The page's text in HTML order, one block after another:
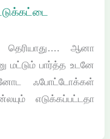
ஆனா
பார்த்த உடனே
ஃபோட்டோக்கள்
எடுக்கப்பட்டதா